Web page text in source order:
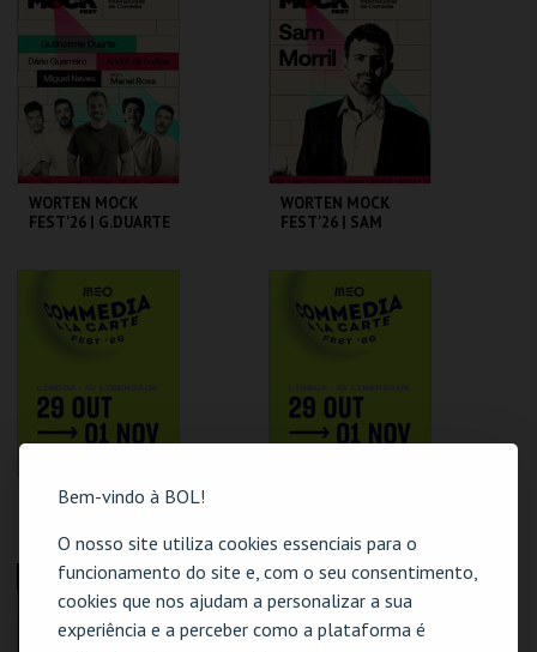
Bem-vindo à BOL!
O nosso site utiliza cookies essenciais para o
funcionamento do site e, com o seu consentimento,
cookies que nos ajudam a personalizar a sua
experiência e a perceber como a plataforma é
MAIS INFO MAIS INFO
WORTEN MOCK
FEST'26 | G.DUARTE
COMPRAR
WORTEN MOCK
FEST'26 | SAM
COMPRAR
MATILDE BREYNER
DISSE!" MEO
COMMEDIA À LA
CARTE FEST
CINEMA SÃO JORGE .
COMMEDIA À LA
CARTE FEST
CINEMA SÃO JORGE .
ESGOTADO ESGOTADO